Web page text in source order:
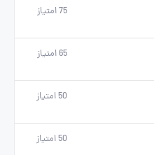
75امتیاز
65امتیاز
50امتیاز
50امتیاز